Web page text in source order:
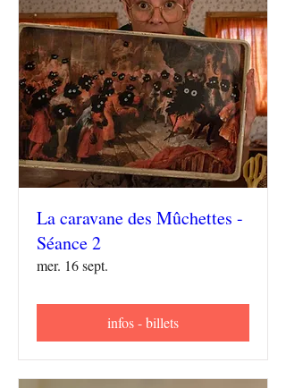
La caravane des Mûchettes -
Séance 2
mer. 16 sept.
infos - billets